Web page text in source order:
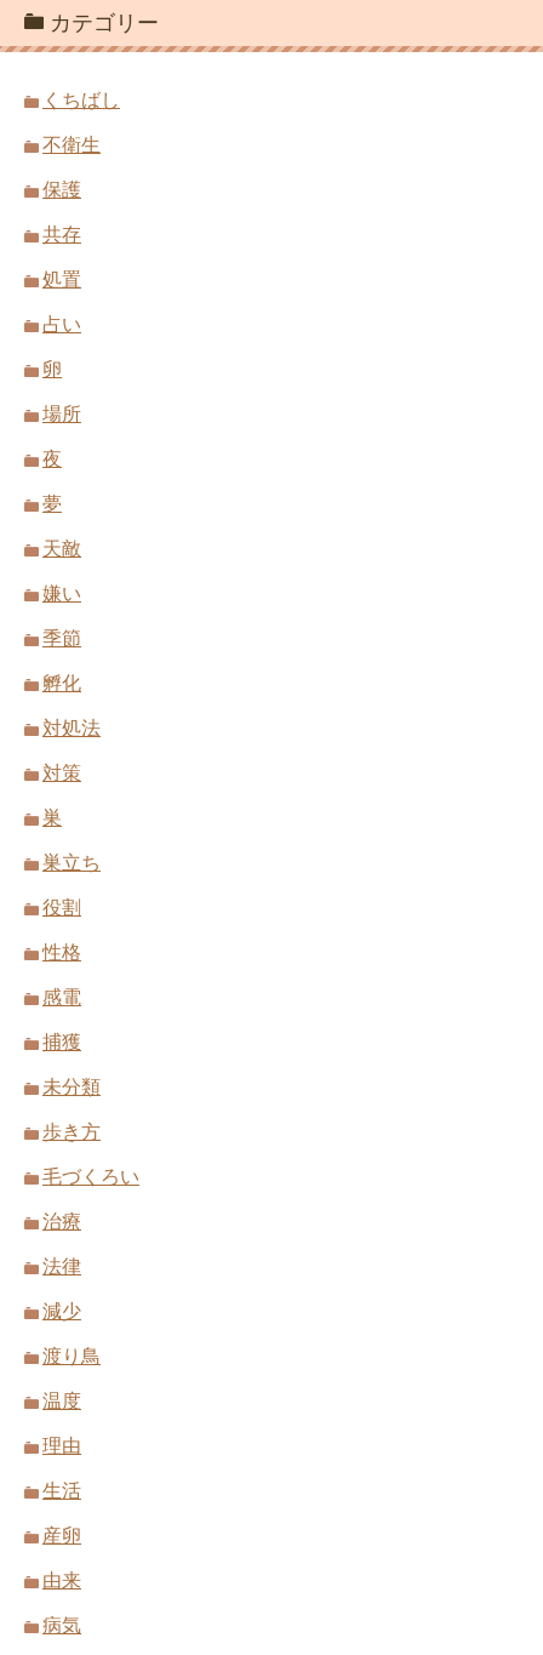
カテゴリー
くちばし
不衛生
保護
共存
処置
占い
卵
場所
夜
夢
天敵
嫌い
季節
孵化
対処法
対策
巣
巣立ち
役割
性格
感電
捕獲
未分類
歩き方
毛づくろい
治療
法律
減少
渡り鳥
温度
理由
生活
産卵
由来
病気